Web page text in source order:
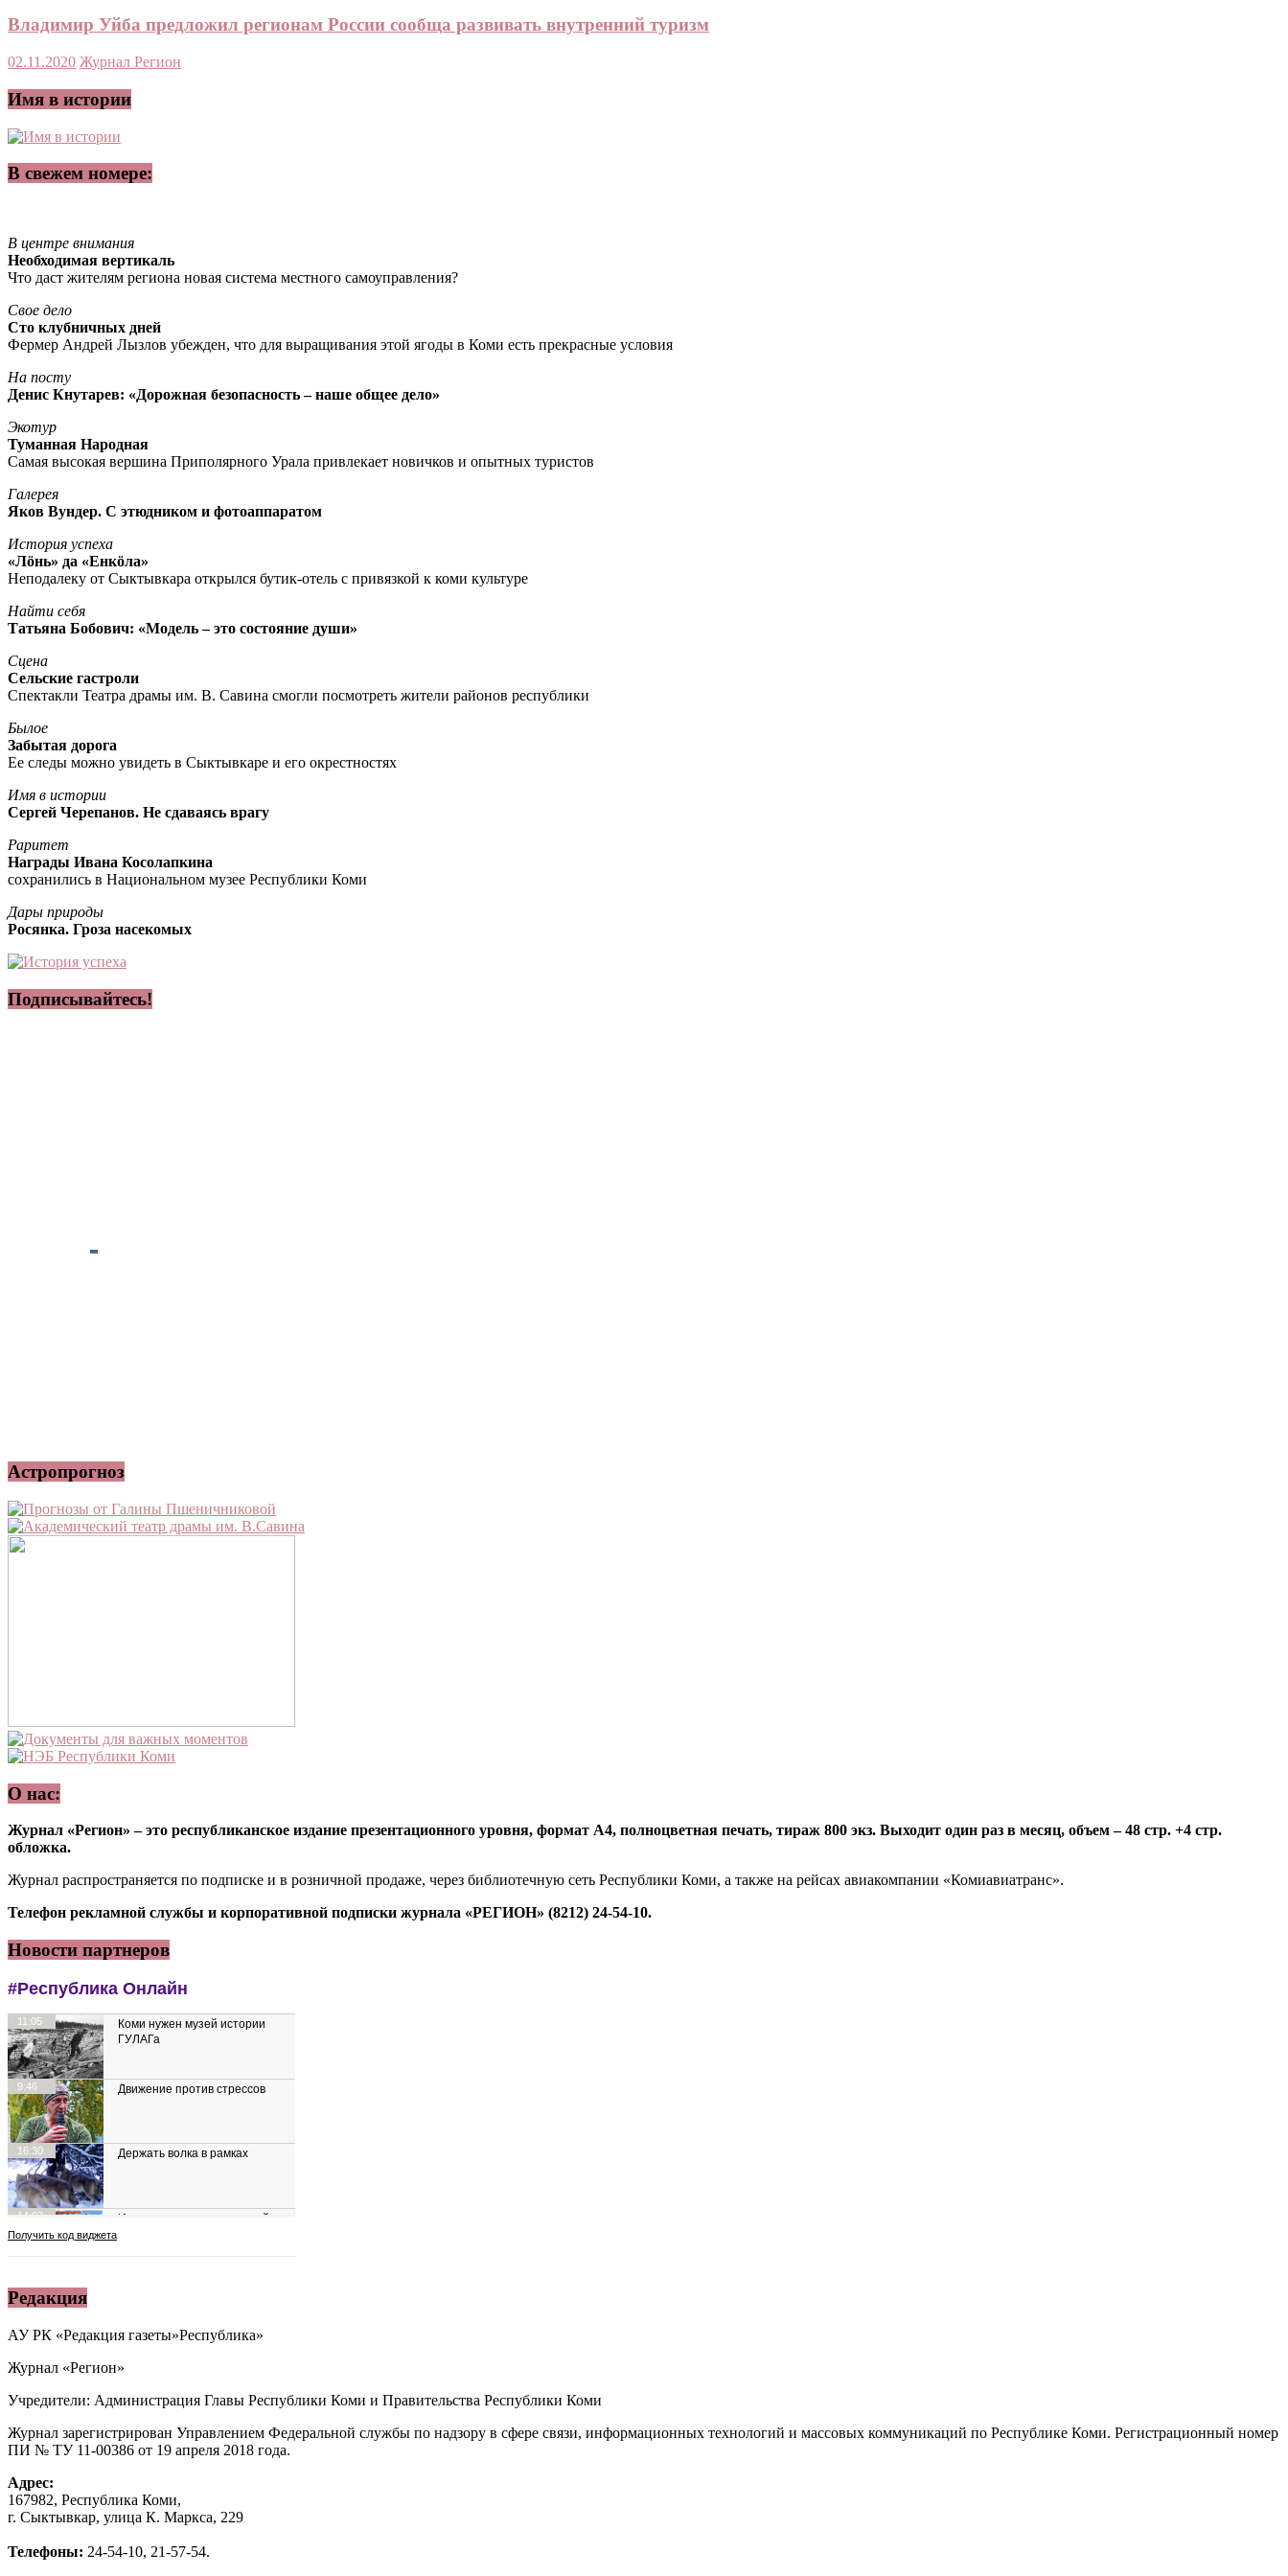
Владимир Уйба предложил регионам России сообща развивать внутренний туризм
02.11.2020 Журнал Регион
Имя в истории
В свежем номере:
В центре внимания
Необходимая вертикаль
Что даст жителям региона новая система местного самоуправления?
Свое дело
Сто клубничных дней
Фермер Андрей Лызлов убежден, что для выращивания этой ягоды в Коми есть прекрасные условия
На посту
Денис Кнутарев: «Дорожная безопасность – наше общее дело»
Экотур
Туманная Народная
Самая высокая вершина Приполярного Урала привлекает новичков и опытных туристов
Галерея
Яков Вундер. С этюдником и фотоаппаратом
История успеха
«Лöнь» да «Енкöла»
Неподалеку от Сыктывкара открылся бутик-отель с привязкой к коми культуре
Найти себя
Татьяна Бобович: «Модель – это состояние души»
Сцена
Сельские гастроли
Спектакли Театра драмы им. В. Савина смогли посмотреть жители районов республики
Былое
Забытая дорога
Ее следы можно увидеть в Сыктывкаре и его окрестностях
Имя в истории
Сергей Черепанов. Не сдаваясь врагу
Раритет
Награды Ивана Косолапкина
сохранились в Национальном музее Республики Коми
Дары природы
Росянка. Гроза насекомых
Подписывайтесь!
Астропрогноз
О нас:
Журнал «Регион» – это республиканское издание презентационного уровня, формат А4, полноцветная печать, тираж 800 экз. Выходит один раз в месяц, объем – 48 стр. +4 стр.
обложка.
Журнал распространяется по подписке и в розничной продаже, через библиотечную сеть Республики Коми, а также на рейсах авиакомпании «Комиавиатранс».
Телефон рекламной службы и корпоративной подписки журнала «РЕГИОН» (8212) 24-54-10.
Новости партнеров
Редакция
АУ РК «Редакция газеты»Республика»
Журнал «Регион»
Учредители: Администрация Главы Республики Коми и Правительства Республики Коми
Журнал зарегистрирован Управлением Федеральной службы по надзору в сфере связи, информационных технологий и массовых коммуникаций по Республике Коми. Регистрационный номер
ПИ № ТУ 11-00386 от 19 апреля 2018 года.
Адрес:
167982, Республика Коми,
г. Сыктывкар, улица К. Маркса, 229
Телефоны: 24-54-10, 21-57-54.